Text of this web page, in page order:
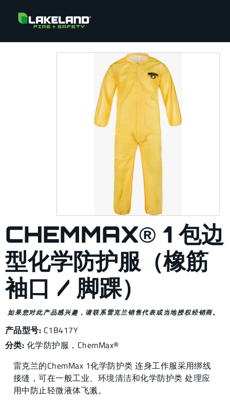
CHEMMAX® 1 包边
型化学防护服（橡筋
袖口 / 脚踝）
如果您对此产品感兴趣，请联系雷克兰销售代表或当地授权经销商。
产品型号: C1B417Y
分类: 化学防护服 ， ChemMax®
雷克兰的ChemMax 1化学防护类 连身工作服采用绑线
接缝，可在一般工业、环境清洁和化学防护类 处理应
用中防止轻微液体飞溅。